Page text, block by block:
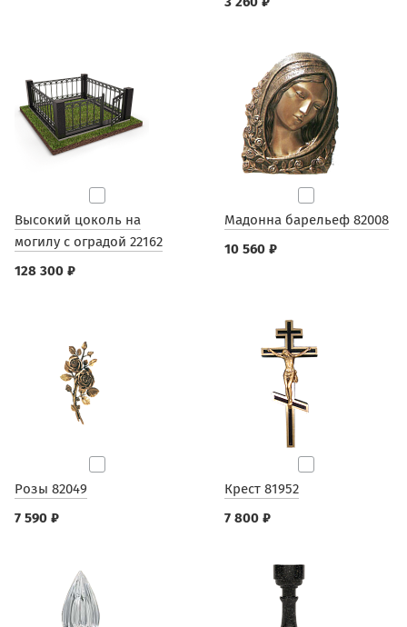
Высокий цоколь на
могилу с оградой 22162
128 300 ₽
Мадонна барельеф 82008
10 560 ₽
Розы 82049
7 590 ₽
Крест 81952
7 800 ₽